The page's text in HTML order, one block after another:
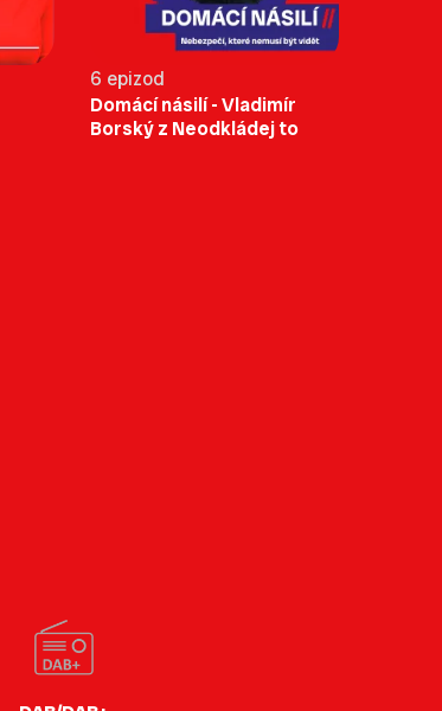
6 epizod
Domácí násilí - Vladimír
Borský z Neodkládej to